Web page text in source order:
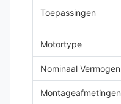
Toepassingen
Motortype
Nominaal Vermogen
Montageafmetingen